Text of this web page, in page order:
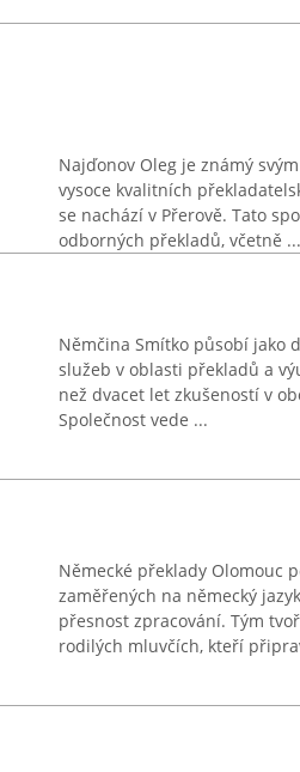
Najďonov Oleg je známý
vysoce kvalitních
se nachází v Přerově. Tato
odborných překladů, včetně ...
Němčina Smítko působí jako
služeb v oblasti překladů a
než dvacet let zkušeností v
Společnost vede ...
Německé překlady Olomouc
zaměřených na německý
přesnost zpracování. Tým
rodilých mluvčích, kteří